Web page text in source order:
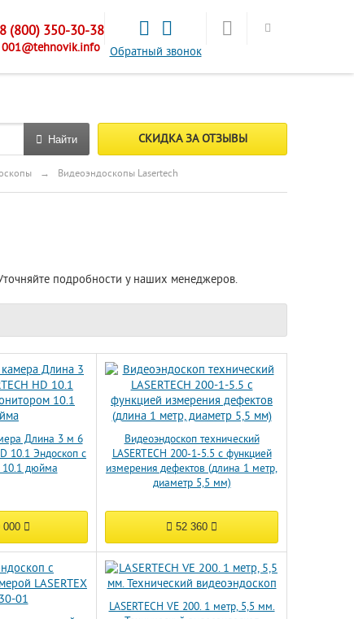
Обратный звонок
8 (800) 350-30-38
001@tehnovik.info
Найти СКИДКА ЗА ОТЗЫВЫ
→ Видеоэндоскопы Lasertech
подробности у наших менеджеров.
Длина 3 м 6
10.1 Эндоскоп с
10.1 дюйма
000
Видеоэндоскоп технический
LASERTECH 200-1-5.5 с функцией
измерения дефектов (длина 1 метр,
диаметр 5,5 мм)
52 360
LASERTECH VE 200. 1 метр, 5,5 мм.